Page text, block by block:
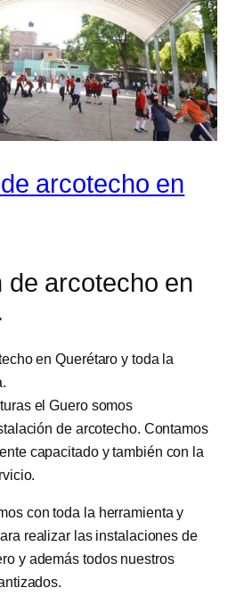
arcotecho en
de arcotecho en
en Querétaro y toda la
el Guero somos
de arcotecho. Contamos
capacitado y también con la
con toda la herramienta y
realizar las instalaciones de
y además todos nuestros